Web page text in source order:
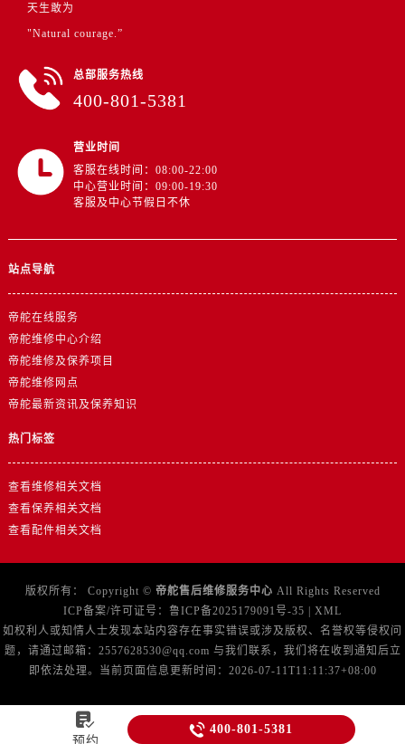
湖北省咸宁市咸安区长安大道帝舵售后服务中心（需提前预约）
湖南省岳阳市岳阳楼区东茅岭路帝舵售后服务中心（需提前预约）
湖南省张家界市永定区解放路帝舵售后服务中心（需提前预约）
湖南省长沙市芙蓉区建湘路393号世茂环球金融中心写字楼10层1013室帝舵售后服务中心（需提前预约）
湖南省株洲市芦淞区建设南路帝舵售后服务中心（需提前预约）
天生敢为
"Natural courage.”
总部服务热线
400-801-5381
营业时间
客服在线时间：08:00-22:00
中心营业时间：09:00-19:30
客服及中心节假日不休
站点导航
帝舵在线服务
帝舵维修中心介绍
帝舵维修及保养项目
帝舵维修网点
帝舵最新资讯及保养知识
热门标签
查看维修相关文档
查看保养相关文档
查看配件相关文档
版权所有： Copyright © 帝舵售后维修服务中心 All Rights Reserved
ICP备案/许可证号： 鲁ICP备2025179091号-35
XML
如权利人或知情人士发现本站内容存在事实错误或涉及版权、名誉权等侵权问
题，请通过邮箱：2557628530@qq.com 与我们联系，我们将在收到通知后立
即依法处理。当前页面信息更新时间：2026-07-11T11:11:37+08:00

预约
 400-801-5381